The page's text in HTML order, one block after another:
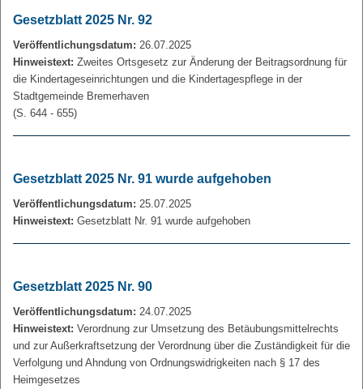
Gesetzblatt 2025 Nr. 92
Veröffentlichungsdatum: 26.07.2025
Hinweistext: Zweites Ortsgesetz zur Änderung der Beitragsordnung für
die Kindertageseinrichtungen und die Kindertagespflege in der
Stadtgemeinde Bremerhaven
(S. 644 - 655)
Gesetzblatt 2025 Nr. 91 wurde aufgehoben
Veröffentlichungsdatum: 25.07.2025
Hinweistext: Gesetzblatt Nr. 91 wurde aufgehoben
Gesetzblatt 2025 Nr. 90
Veröffentlichungsdatum: 24.07.2025
Hinweistext: Verordnung zur Umsetzung des Betäubungsmittelrechts
und zur Außerkraftsetzung der Verordnung über die Zuständigkeit für die
Verfolgung und Ahndung von Ordnungswidrigkeiten nach § 17 des
Heimgesetzes